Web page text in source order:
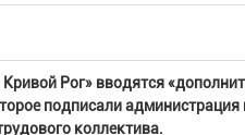
Рог» вводятся
подписали
коллектива.